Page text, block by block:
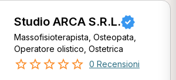
Studio ARCA S.R.L.
Massofisioterapista, Osteopata,
Operatore olistico, Ostetrica
0 Recensioni